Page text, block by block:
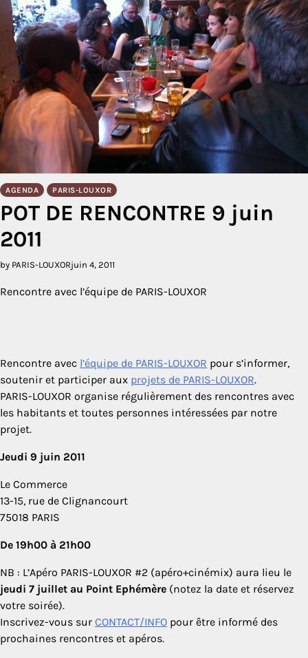
AGENDA PARIS-LOUXOR
POT DE RENCONTRE 9 juin
2011
by PARIS-LOUXORjuin 4, 2011
Rencontre avec l’équipe de PARIS-LOUXOR
Rencontre avec l’équipe de PARIS-LOUXOR pour s’informer,
soutenir et participer aux projets de PARIS-LOUXOR.
PARIS-LOUXOR organise régulièrement des rencontres avec
les habitants et toutes personnes intéressées par notre
projet.
Jeudi 9 juin 2011
Le Commerce
13-15, rue de Clignancourt
75018 PARIS
De 19h00 à 21h00
NB : L’Apéro PARIS-LOUXOR #2 (apéro+cinémix) aura lieu le
jeudi 7 juillet au Point Ephémère (notez la date et réservez
votre soirée).
Inscrivez-vous sur CONTACT/INFO pour être informé des
prochaines rencontres et apéros.